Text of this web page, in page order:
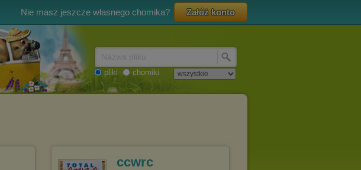
Nie masz jeszcze własnego chomika? Załóż konto
pliki chomiki
ccwrc